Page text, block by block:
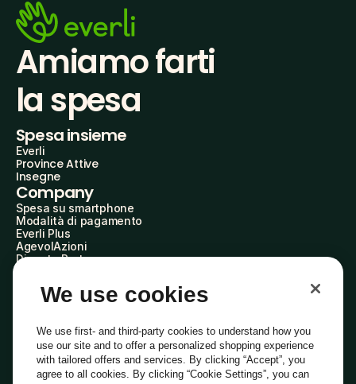
Amiamo farti
la spesa
Spesa insieme
Everli
Province Attive
Insegne
Company
Spesa su smartphone
Modalità di pagamento
Everli Plus
AgevolAzioni
Diventa Partner
Everli Shoppers
About Us
Everli News
Domande frequenti
Lavora con noi
Diventa Shopper
Investitori
We use cookies
We use first- and third-party cookies to understand how you
use our site and to offer a personalized shopping experience
with tailored offers and services. By clicking “Accept”, you
agree to all cookies. By clicking “Cookie Settings”, you can